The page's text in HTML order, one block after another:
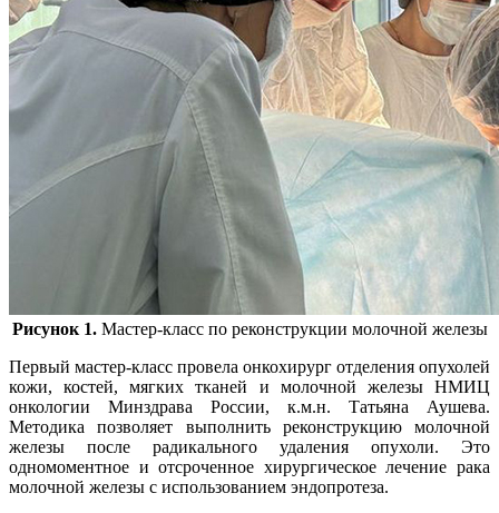
Рисунок 1.Мастер-класс по реконструкции молочной железы
Первый мастер-класс провела онкохирург отделения опухолей
кожи, костей, мягких тканей и молочной железы НМИЦ
онкологии Минздрава России, к.м.н. Татьяна Аушева.
Методика позволяет выполнить реконструкцию молочной
железы после радикального удаления опухоли. Это
одномоментное и отсроченное хирургическое лечение рака
молочной железы с использованием эндопротеза.